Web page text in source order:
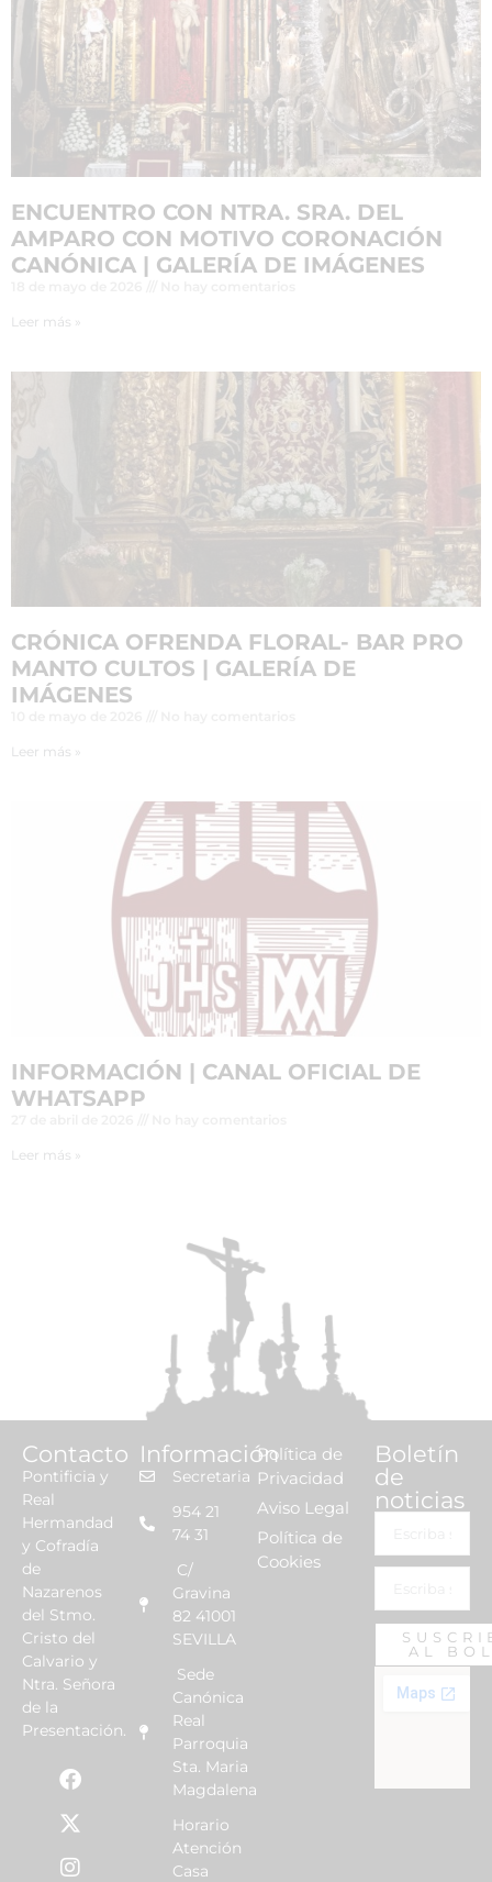
ENCUENTRO CON NTRA. SRA. DEL
AMPARO CON MOTIVO CORONACIÓN
CANÓNICA | GALERÍA DE IMÁGENES
Leer más »
CRÓNICA OFRENDA FLORAL- BAR PRO
MANTO CULTOS | GALERÍA DE
IMÁGENES
Leer más »
INFORMACIÓN | CANAL OFICIAL DE
WHATSAPP
Leer más »
Contacto
Pontificia y
Real
Hermandad
y Cofradía
de
Nazarenos
del Stmo.
Cristo del
Calvario y
Ntra. Señora
de la
Presentación.
Información
Secretaria
954 21
74 31
C/
Gravina
82 41001
SEVILLA
Sede
Canónica
Real
Parroquia
Sta. Maria
Magdalena
Horario
Atención
Casa
Política de
Privacidad
Aviso Legal
Política de
Cookies
Boletín
de
noticias
AL